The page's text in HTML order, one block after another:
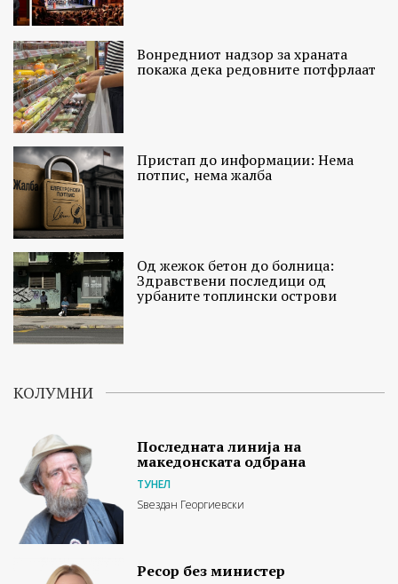
Вонредниот надзор за храната
покажа дека редовните потфрлаат
Пристап до информации: Нема
потпис, нема жалба
Од жежок бетон до болница:
Здравствени последици од
урбаните топлински острови
КОЛУМНИ
Последната линија на
македонската одбрана
ТУНЕЛ
Ѕвездан Георгиевски
Ресор без министер